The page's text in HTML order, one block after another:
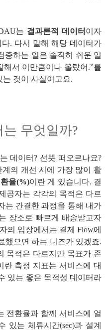
는 결과론적 데이터 이자
다. 다시 말해 해당 데이터가
하는 일은 솔직히 쉬운 일
서 이만큼이나 올랐어.”를
것이 사실이고요.
무엇일까?
데이터? 선뜻 떠오르나요?
의 개선 시에 가장 많이 활
율(%)이란 게 있습니다. 결
공자는 각각의 목적은 다르
는 간결한 과정을 통해 내가
장소로 빠르게 배송받고자
의 입장에서는 결제 Flow에
했으면 하는 니즈가 있겠죠.
목적은 다르지만 목표가 존
란 측정 지표는 서비스에 대
있는 좋은 목적성 데이터라
전환율과 함께 서비스에 얼
있는 체류시간(sec)과 설계